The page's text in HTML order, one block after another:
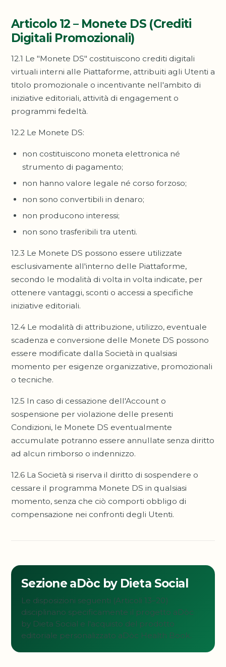
Articolo 12 – Monete DS (Crediti
Digitali Promozionali)
12.1 Le "Monete DS" costituiscono crediti digitali
virtuali interni alle Piattaforme, attribuiti agli Utenti a
titolo promozionale o incentivante nell'ambito di
iniziative editoriali, attività di engagement o
programmi fedeltà.
12.2 Le Monete DS:
non costituiscono moneta elettronica né
strumento di pagamento;
non hanno valore legale né corso forzoso;
non sono convertibili in denaro;
non producono interessi;
non sono trasferibili tra utenti.
12.3 Le Monete DS possono essere utilizzate
esclusivamente all'interno delle Piattaforme,
secondo le modalità di volta in volta indicate, per
ottenere vantaggi, sconti o accessi a specifiche
iniziative editoriali.
12.4 Le modalità di attribuzione, utilizzo, eventuale
scadenza e conversione delle Monete DS possono
essere modificate dalla Società in qualsiasi
momento per esigenze organizzative, promozionali
o tecniche.
12.5 In caso di cessazione dell'Account o
sospensione per violazione delle presenti
Condizioni, le Monete DS eventualmente
accumulate potranno essere annullate senza diritto
ad alcun rimborso o indennizzo.
12.6 La Società si riserva il diritto di sospendere o
cessare il programma Monete DS in qualsiasi
momento, senza che ciò comporti obbligo di
compensazione nei confronti degli Utenti.
Sezione aDòc by Dieta Social
Le disposizioni seguenti (Articoli 13–20)
disciplinano specificamente il progetto aDòc
by Dieta Social e l'acquisto del prodotto
editoriale personalizzato aDòc Health Book.